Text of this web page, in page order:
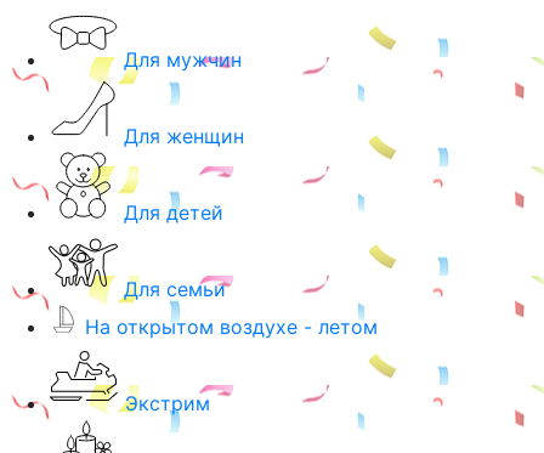
Для мужчин
Для женщин
Для детей
Для семьи
На открытом воздухе - летом
Экстрим